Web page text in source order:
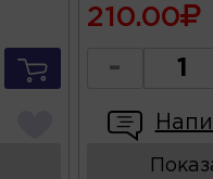
210.00
-